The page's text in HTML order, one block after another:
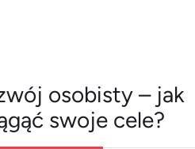
osobisty – jak
swoje cele?